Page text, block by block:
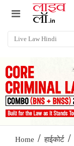
Home / हाईकोर्ट /